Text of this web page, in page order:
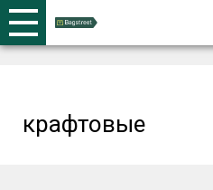
+375 44 702-99-87
крафтовые